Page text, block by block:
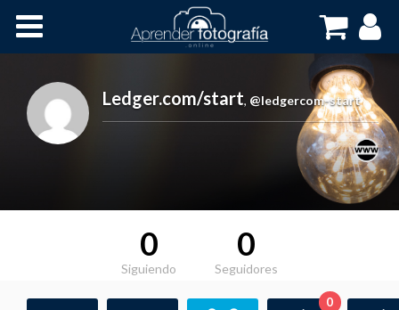
Cursos OnLine
Ledger.com/start, @ledgercom-start
0
Siguiendo
0
Seguidores
0